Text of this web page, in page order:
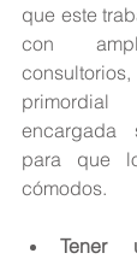
que este
con
encargada
para que
cómodos.
Tener